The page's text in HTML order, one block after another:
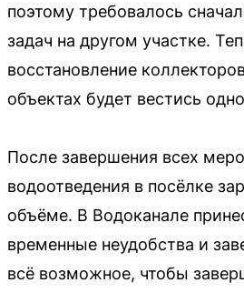
поэтому требовалось
задач на другом участке.
восстановление
объектах будет вестись
После завершения всех
водоотведения в посёлке
объёме. В Водоканале
временные неудобства и
всё возможное, чтобы